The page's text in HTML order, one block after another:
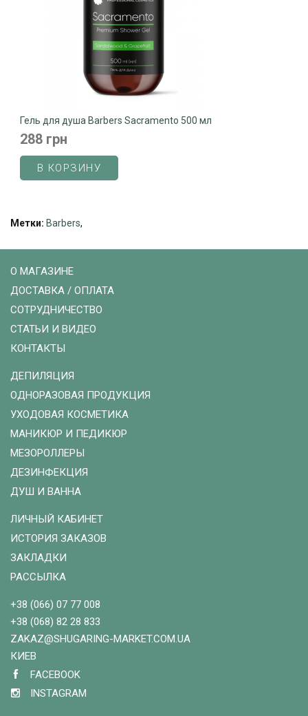
Гель для душа Barbers Sacramento 500 мл
288 грн
В КОРЗИНУ
Метки: Barbers,
О МАГАЗИНЕ
ДОСТАВКА / ОПЛАТА
СОТРУДНИЧЕСТВО
СТАТЬИ И ВИДЕО
КОНТАКТЫ
ДЕПИЛЯЦИЯ
ОДНОРАЗОВАЯ ПРОДУКЦИЯ
УХОДОВАЯ КОСМЕТИКА
МАНИКЮР И ПЕДИКЮР
МЕЗОРОЛЛЕРЫ
ДЕЗИНФЕКЦИЯ
ДУШ И ВАННА
ЛИЧНЫЙ КАБИНЕТ
ИСТОРИЯ ЗАКАЗОВ
ЗАКЛАДКИ
РАССЫЛКА
+38 (066) 07 77 008
+38 (068) 82 28 833
ZAKAZ@SHUGARING-MARKET.COM.UA
КИЕВ
FACEBOOK
INSTAGRAM